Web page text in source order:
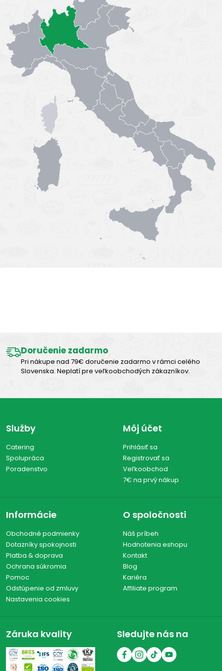
Doručenie zadarmo
Pri nákupe nad 79€ doručenie zadarmo v rámci celého
Slovenska. Neplatí pre veľkoobchodých zákazníkov.
Služby
Catering
Spolupráca
Poradenstvo
Môj účet
Prihlásiť sa
Registrovať sa
Veľkoobchod
7€ na prvý nákup
Informácie
Obchodné podmienky
Dotazníky spokojnosti
Platba & doprava
Ochrana súkromia
Pomoc
Odstúpenie od zmluvy
Nastavenia cookies
O spoločnosti
Náš príbeh
Hodnotenia eshopu
Kontakt
Blog
Kariéra
Affiliate program
Záruka kvality Sledujte nás na